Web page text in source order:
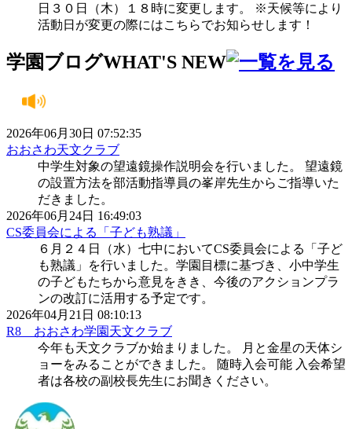
日３０日（木）１８時に変更します。 ※天候等により
活動日が変更の際にはこちらでお知らせします！
学園ブログWHAT'S NEW
2026年06月30日 07:52:35
おおさわ天文クラブ
中学生対象の望遠鏡操作説明会を行いました。 望遠鏡
の設置方法を部活動指導員の峯岸先生からご指導いた
だきました。
2026年06月24日 16:49:03
CS委員会による「子ども熟議」
６月２４日（水）七中においてCS委員会による「子ど
も熟議」を行いました。学園目標に基づき、小中学生
の子どもたちから意見をきき、今後のアクションプラ
ンの改訂に活用する予定です。
2026年04月21日 08:10:13
R8 おおさわ学園天文クラブ
今年も天文クラブか始まりました。 月と金星の天体シ
ョーをみることができました。 随時入会可能 入会希望
者は各校の副校長先生にお聞きください。